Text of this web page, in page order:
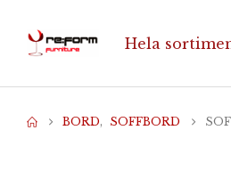
Hela
BORD, SOFFBORD